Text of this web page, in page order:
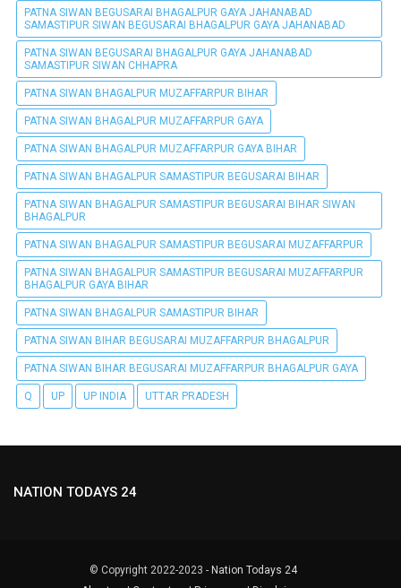
PATNA SIWAN BEGUSARAI BHAGALPUR GAYA JAHANABAD
SAMASTIPUR SIWAN BEGUSARAI BHAGALPUR GAYA JAHANABAD
PATNA SIWAN BEGUSARAI BHAGALPUR GAYA JAHANABAD
SAMASTIPUR SIWAN CHHAPRA
PATNA SIWAN BHAGALPUR MUZAFFARPUR BIHAR
PATNA SIWAN BHAGALPUR MUZAFFARPUR GAYA
PATNA SIWAN BHAGALPUR MUZAFFARPUR GAYA BIHAR
PATNA SIWAN BHAGALPUR SAMASTIPUR BEGUSARAI BIHAR
PATNA SIWAN BHAGALPUR SAMASTIPUR BEGUSARAI BIHAR SIWAN
BHAGALPUR
PATNA SIWAN BHAGALPUR SAMASTIPUR BEGUSARAI MUZAFFARPUR
PATNA SIWAN BHAGALPUR SAMASTIPUR BEGUSARAI MUZAFFARPUR
BHAGALPUR GAYA BIHAR
PATNA SIWAN BHAGALPUR SAMASTIPUR BIHAR
PATNA SIWAN BIHAR BEGUSARAI MUZAFFARPUR BHAGALPUR
PATNA SIWAN BIHAR BEGUSARAI MUZAFFARPUR BHAGALPUR GAYA
Q UP UP INDIA UTTAR PRADESH
NATION TODAYS 24
© Copyright 2022-2023 - Nation Todays 24